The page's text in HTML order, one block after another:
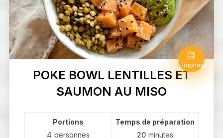
Imprimer
POKE BOWL LENTILLES ET
SAUMON AU MISO
Portions
4 personnes
Temps de préparation
20 minutes